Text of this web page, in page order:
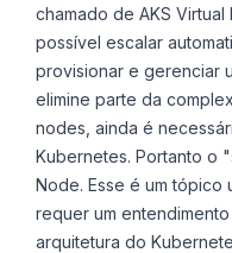
chamado de AKS
possível escalar
provisionar e gerenciar
elimine parte da
nodes, ainda é
Kubernetes. Portanto o
Node. Esse é um tópico
requer um
arquitetura do